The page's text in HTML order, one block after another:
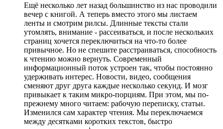
Eщё несколько лет назад большинство из нас проводили
вечер с книгой. А теперь вместо этого мы листаем
ленты и смотрим рилсы. Длинные тексты стали
утомлять, внимание - рассеиваться, и после нескольких
страниц хочется переключиться на что-то более
привычное. Но не спешите расстраиваться, способность
к чтению можно вернуть. Современный
информационный поток устроен так, чтобы постоянно
удерживать интерес. Новости, видео, сообщения
сменяют друг друга каждые несколько секунд. И мозг
привыкает к таким микро-порциям. При этом, мы по-
прежнему много читаем: рабочую переписку, статьи.
Изменился сам характер чтения. Мы переключаемся
между десятками коротких текстов, быстро